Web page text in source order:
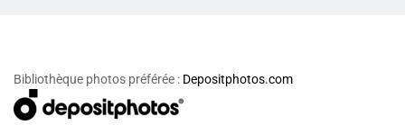
Bibliothèque photos préférée : Depositphotos.com